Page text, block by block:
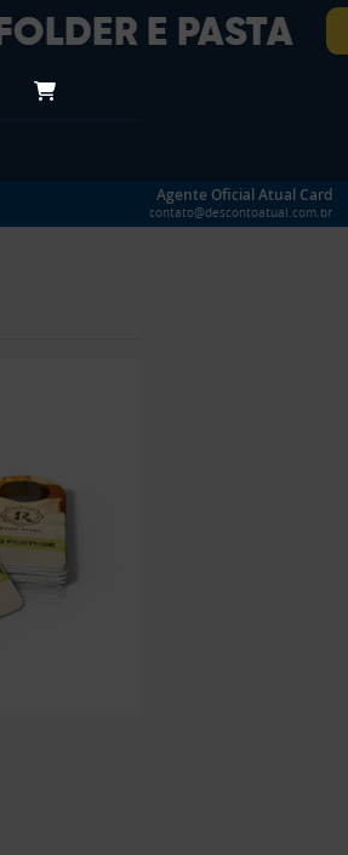
Agente Oficial Atual Card
contato@descontoatual.com.br